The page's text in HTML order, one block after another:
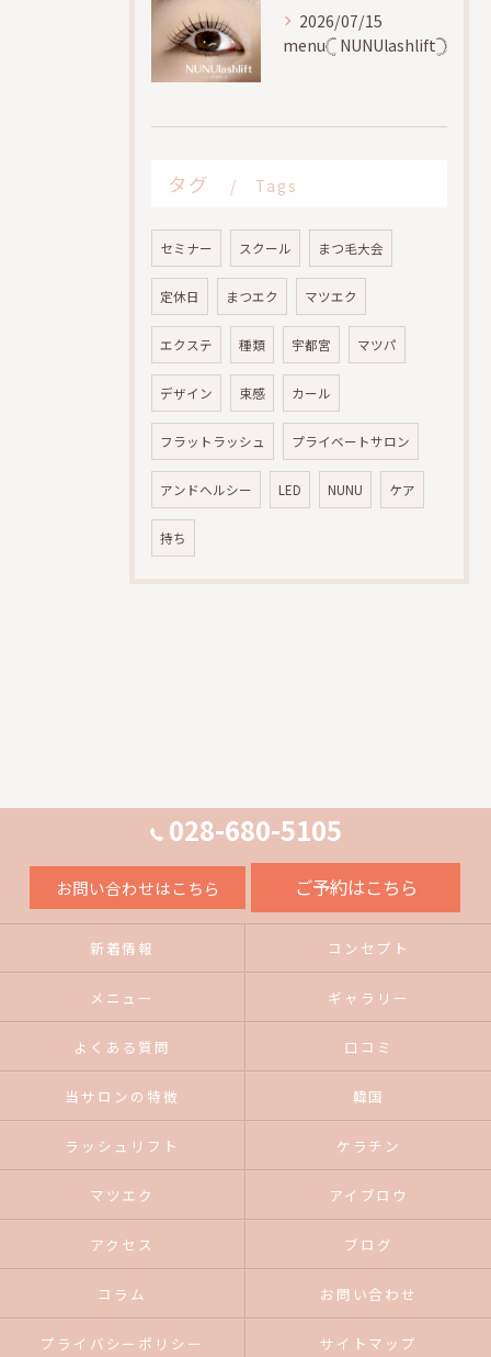
2026/07/15
menu𓊆 NUNUlashlift𓊇
タグ Tags
セミナー スクール まつ毛大会
定休日 まつエク マツエク
エクステ 種類 宇都宮 マツパ
デザイン 束感 カール
フラットラッシュ プライベートサロン
アンドヘルシー LED NUNU ケア
持ち
028-680-5105
お問い合わせはこちら ご予約はこちら
新着情報 コンセプト
メニュー ギャラリー
よくある質問 口コミ
当サロンの特徴 韓国
ラッシュリフト ケラチン
マツエク アイブロウ
アクセス ブログ
コラム お問い合わせ
プライバシーポリシー サイトマップ